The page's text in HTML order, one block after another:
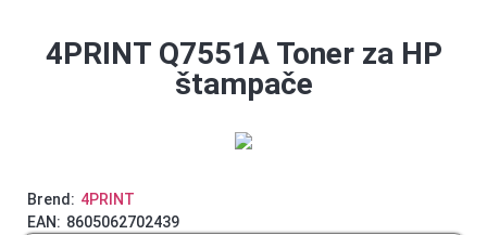
4PRINT Q7551A Toner za HP
štampače
Brend: 4PRINT
EAN: 8605062702439